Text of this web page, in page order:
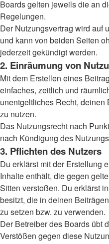
Boards gelten jeweils die an
Regelungen.
Der Nutzungsvertrag wird auf
und kann von beiden Seiten
jederzeit gekündigt werden.
2. Einräumung von
Mit dem Erstellen eines
einfaches, zeitlich und
unentgeltliches Recht,
zu nutzen.
Das Nutzungsrecht nach
nach Kündigung des
3. Pflichten des Nutzers
Du erklärst mit der Erstellung
Inhalte enthält, die gegen
Sitten verstoßen. Du erklärst
besitzt, die in deinen
zu setzen bzw. zu verwenden.
Der Betreiber des Boards übt
Verstößen gegen diese